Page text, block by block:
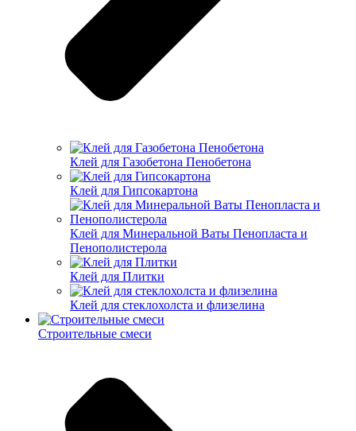
Клей для Газобетона Пенобетона
Клей для Гипсокартона
Клей для Минеральной Ваты Пенопласта и
Пенополистерола
Клей для Плитки
Клей для стеклохолста и флизелина
Строительные смеси